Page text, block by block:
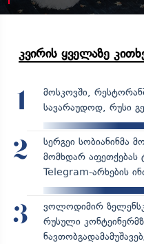
კვირის ყველაზე
1
მოსკოვში,
სავარაუდოდ, რუსი
2
სერგეი სობიანინმა
მომხდარ
Telegram-არხების
3
ვოლოდიმირ
რუსული